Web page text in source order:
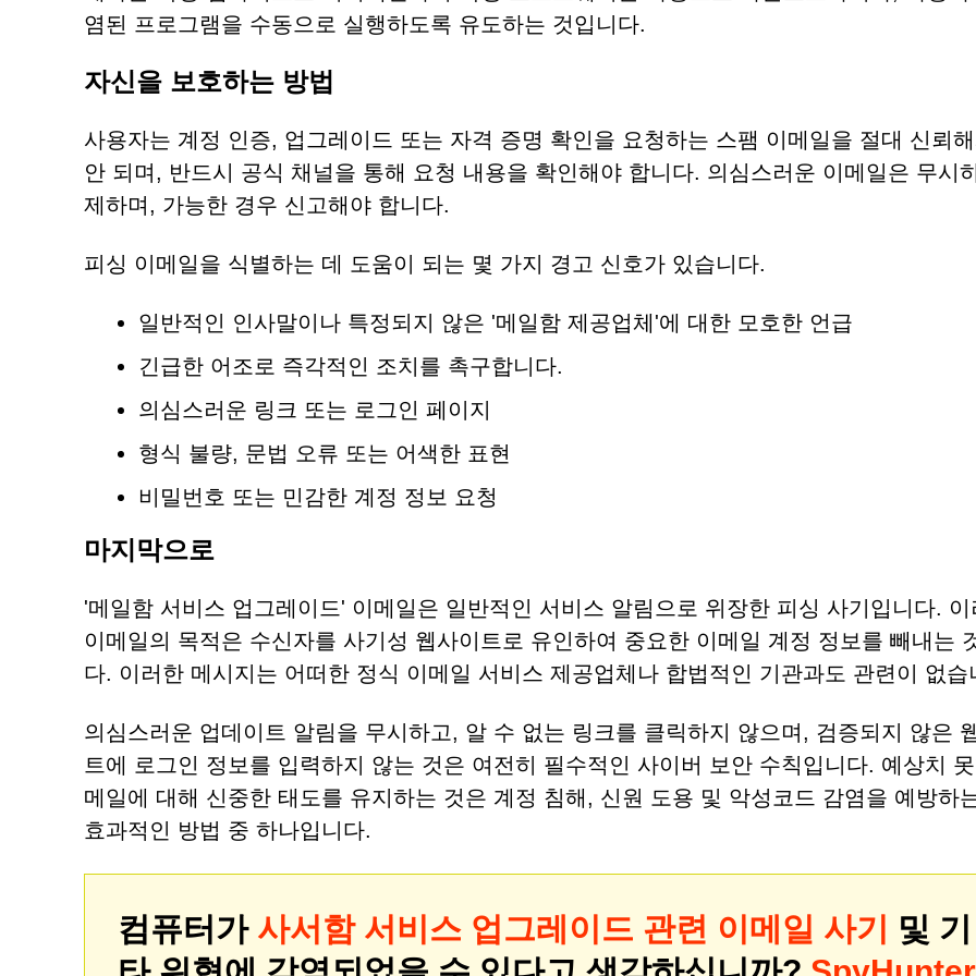
염된 프로그램을 수동으로 실행하도록 유도하는 것입니다.
자신을 보호하는 방법
사용자는 계정 인증, 업그레이드 또는 자격 증명 확인을 요청하는 스팸 이메일을 절대 신뢰
안 되며, 반드시 공식 채널을 통해 요청 내용을 확인해야 합니다. 의심스러운 이메일은 무시
제하며, 가능한 경우 신고해야 합니다.
피싱 이메일을 식별하는 데 도움이 되는 몇 가지 경고 신호가 있습니다.
일반적인 인사말이나 특정되지 않은 '메일함 제공업체'에 대한 모호한 언급
긴급한 어조로 즉각적인 조치를 촉구합니다.
의심스러운 링크 또는 로그인 페이지
형식 불량, 문법 오류 또는 어색한 표현
비밀번호 또는 민감한 계정 정보 요청
마지막으로
'메일함 서비스 업그레이드' 이메일은 일반적인 서비스 알림으로 위장한 피싱 사기입니다. 이
이메일의 목적은 수신자를 사기성 웹사이트로 유인하여 중요한 이메일 계정 정보를 빼내는
다. 이러한 메시지는 어떠한 정식 이메일 서비스 제공업체나 합법적인 기관과도 관련이 없습
의심스러운 업데이트 알림을 무시하고, 알 수 없는 링크를 클릭하지 않으며, 검증되지 않은
트에 로그인 정보를 입력하지 않는 것은 여전히 필수적인 사이버 보안 수칙입니다. 예상치 못
메일에 대해 신중한 태도를 유지하는 것은 계정 침해, 신원 도용 및 악성코드 감염을 예방하
효과적인 방법 중 하나입니다.
컴퓨터가 사서함 서비스 업그레이드 관련 이메일 사기
및 기